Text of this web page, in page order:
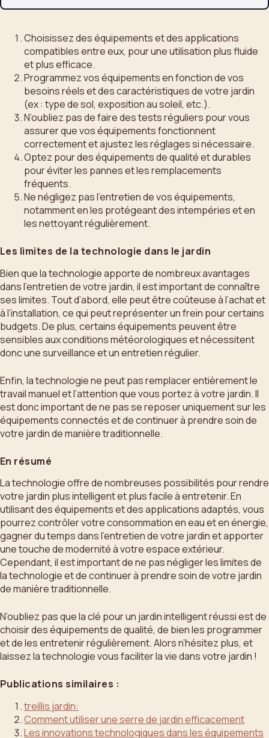
Choisissez des équipements et des applications
compatibles entre eux, pour une utilisation plus fluide
et plus efficace.
Programmez vos équipements en fonction de vos
besoins réels et des caractéristiques de votre jardin
(ex : type de sol, exposition au soleil, etc.).
N’oubliez pas de faire des tests réguliers pour vous
assurer que vos équipements fonctionnent
correctement et ajustez les réglages si nécessaire.
Optez pour des équipements de qualité et durables
pour éviter les pannes et les remplacements
fréquents.
Ne négligez pas l’entretien de vos équipements,
notamment en les protégeant des intempéries et en
les nettoyant régulièrement.
Les limites de la technologie dans le jardin
Bien que la technologie apporte de nombreux avantages
dans l’entretien de votre jardin, il est important de connaître
ses limites. Tout d’abord, elle peut être coûteuse à l’achat et
à l’installation, ce qui peut représenter un frein pour certains
budgets. De plus, certains équipements peuvent être
sensibles aux conditions météorologiques et nécessitent
donc une surveillance et un entretien régulier.
Enfin, la technologie ne peut pas remplacer entièrement le
travail manuel et l’attention que vous portez à votre jardin. Il
est donc important de ne pas se reposer uniquement sur les
équipements connectés et de continuer à prendre soin de
votre jardin de manière traditionnelle.
En résumé
La technologie offre de nombreuses possibilités pour rendre
votre jardin plus intelligent et plus facile à entretenir. En
utilisant des équipements et des applications adaptés, vous
pourrez contrôler votre consommation en eau et en énergie,
gagner du temps dans l’entretien de votre jardin et apporter
une touche de modernité à votre espace extérieur.
Cependant, il est important de ne pas négliger les limites de
la technologie et de continuer à prendre soin de votre jardin
de manière traditionnelle.
N’oubliez pas que la clé pour un jardin intelligent réussi est de
choisir des équipements de qualité, de bien les programmer
et de les entretenir régulièrement. Alors n’hésitez plus, et
laissez la technologie vous faciliter la vie dans votre jardin !
Publications similaires :
treillis jardin:
Comment utiliser une serre de jardin efficacement
Les innovations technologiques dans les équipements